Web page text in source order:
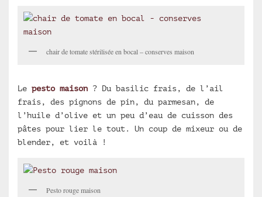
chair de tomate stérilisée en bocal – conserves maison
Le pesto maison ? Du basilic frais, de l’ail
frais, des pignons de pin, du parmesan, de
l’huile d’olive et un peu d’eau de cuisson des
pâtes pour lier le tout. Un coup de mixeur ou de
blender, et voilà !
Pesto rouge maison